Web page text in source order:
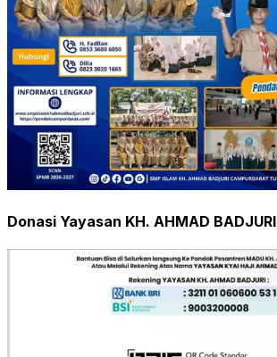
Donasi Yayasan KH. AHMAD BADJURI